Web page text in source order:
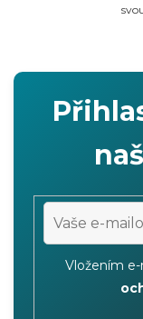
Vložením